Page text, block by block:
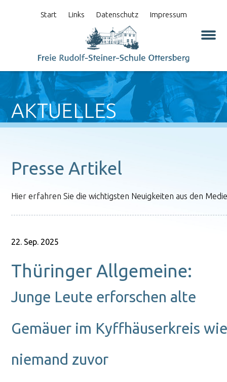
Start Links Datenschutz Impressum
AKTUELLES
Presse Artikel
Hier erfahren Sie die wichtigsten Neuigkeiten aus den
22. Sep. 2025
Thüringer Allgemeine:
Junge Leute erforschen alte
Gemäuer im Kyffhäuserkreis
niemand zuvor